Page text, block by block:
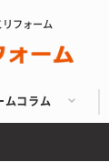
フォーム
ムコラム